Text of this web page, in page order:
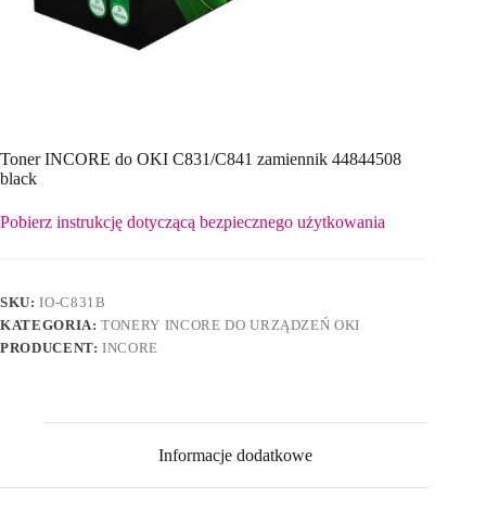
Toner INCORE do OKI C831/C841 zamiennik 44844508
black
Pobierz instrukcję dotyczącą bezpiecznego użytkowania
SKU:IO-C831B
KATEGORIA:TONERY INCORE DO URZĄDZEŃ OKI
PRODUCENT:INCORE
Informacje dodatkowe